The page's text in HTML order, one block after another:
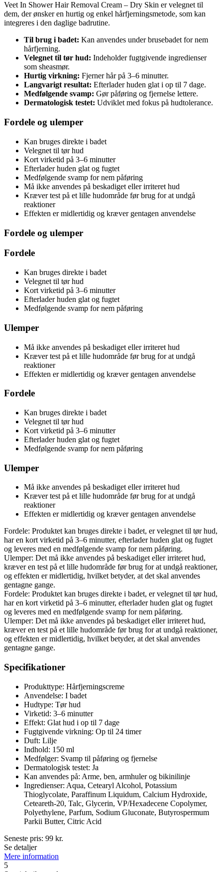
Veet In Shower Hair Removal Cream – Dry Skin er velegnet til
dem, der ønsker en hurtig og enkel hårfjerningsmetode, som kan
integreres i den daglige badrutine.
Til brug i badet: Kan anvendes under brusebadet for nem
hårfjerning.
Velegnet til tør hud: Indeholder fugtgivende ingredienser
som sheasmør.
Hurtig virkning: Fjerner hår på 3–6 minutter.
Langvarigt resultat: Efterlader huden glat i op til 7 dage.
Medfølgende svamp: Gør påføring og fjernelse lettere.
Dermatologisk testet: Udviklet med fokus på hudtolerance.
Fordele og ulemper
Kan bruges direkte i badet
Velegnet til tør hud
Kort virketid på 3–6 minutter
Efterlader huden glat og fugtet
Medfølgende svamp for nem påføring
Må ikke anvendes på beskadiget eller irriteret hud
Kræver test på et lille hudområde før brug for at undgå
reaktioner
Effekten er midlertidig og kræver gentagen anvendelse
Fordele og ulemper
Fordele
Kan bruges direkte i badet
Velegnet til tør hud
Kort virketid på 3–6 minutter
Efterlader huden glat og fugtet
Medfølgende svamp for nem påføring
Ulemper
Må ikke anvendes på beskadiget eller irriteret hud
Kræver test på et lille hudområde før brug for at undgå
reaktioner
Effekten er midlertidig og kræver gentagen anvendelse
Fordele
Kan bruges direkte i badet
Velegnet til tør hud
Kort virketid på 3–6 minutter
Efterlader huden glat og fugtet
Medfølgende svamp for nem påføring
Ulemper
Må ikke anvendes på beskadiget eller irriteret hud
Kræver test på et lille hudområde før brug for at undgå
reaktioner
Effekten er midlertidig og kræver gentagen anvendelse
Fordele: Produktet kan bruges direkte i badet, er velegnet til tør hud,
har en kort virketid på 3–6 minutter, efterlader huden glat og fugtet
og leveres med en medfølgende svamp for nem påføring.
Ulemper: Det må ikke anvendes på beskadiget eller irriteret hud,
kræver en test på et lille hudområde før brug for at undgå reaktioner,
og effekten er midlertidig, hvilket betyder, at det skal anvendes
gentagne gange.
Fordele: Produktet kan bruges direkte i badet, er velegnet til tør hud,
har en kort virketid på 3–6 minutter, efterlader huden glat og fugtet
og leveres med en medfølgende svamp for nem påføring.
Ulemper: Det må ikke anvendes på beskadiget eller irriteret hud,
kræver en test på et lille hudområde før brug for at undgå reaktioner,
og effekten er midlertidig, hvilket betyder, at det skal anvendes
gentagne gange.
Specifikationer
Produkttype: Hårfjerningscreme
Anvendelse: I badet
Hudtype: Tør hud
Virketid: 3–6 minutter
Effekt: Glat hud i op til 7 dage
Fugtgivende virkning: Op til 24 timer
Duft: Lilje
Indhold: 150 ml
Medfølger: Svamp til påføring og fjernelse
Dermatologisk testet: Ja
Kan anvendes på: Arme, ben, armhuler og bikinilinje
Ingredienser: Aqua, Cetearyl Alcohol, Potassium
Thioglycolate, Paraffinum Liquidum, Calcium Hydroxide,
Ceteareth-20, Talc, Glycerin, VP/Hexadecene Copolymer,
Polyethylene, Parfum, Sodium Gluconate, Butyrospermum
Parkii Butter, Citric Acid
Seneste pris: 99 kr.
Se detaljer
Mere information
5